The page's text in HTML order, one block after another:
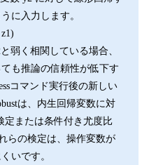
に入力します。
弱く相関している場合、
も推論の信頼性が低下す
コマンド実行後の新しい
は、内生回帰変数に対
定または条件付き尤度比
らの検定は、操作変数が
いです。